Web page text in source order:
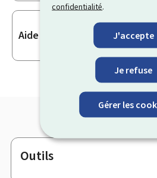
confidentialité.
J'accepte
Je refuse
Gérer les
Aide aux investissements
Pied
de
Outils